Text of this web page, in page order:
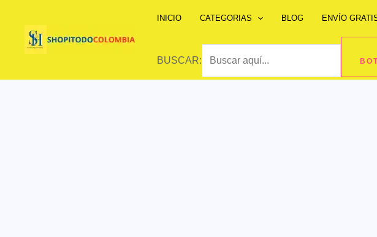
contenido
INICIO CATEGORIAS BLOG ENVÍO
BUSCAR: